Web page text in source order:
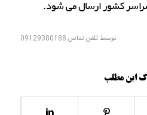
کشور ارسال می شود.
توسطتلفن تماس 09129380188
این مطلب